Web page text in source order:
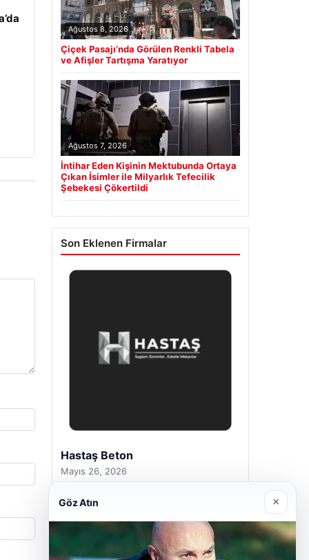
Ağustos 8, 2026
Çiçek Pasajı’nda Görülen Renkli Tabela
ve Afişler Tartışma Yaratıyor
Ağustos 7, 2026
İntihar Eden Kişinin Mektubunda Ortaya
Çıkan İsimler ile Milyarlık Tefecilik
Şebekesi Çökertildi
Son Eklenen Firmalar
Enes Kaplan Avukatlık Bürosu
Nisan 28, 2026
Göz Atın ×